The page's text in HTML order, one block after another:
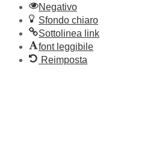
Negativo
Sfondo chiaro
Sottolinea link
font leggibile
Reimposta